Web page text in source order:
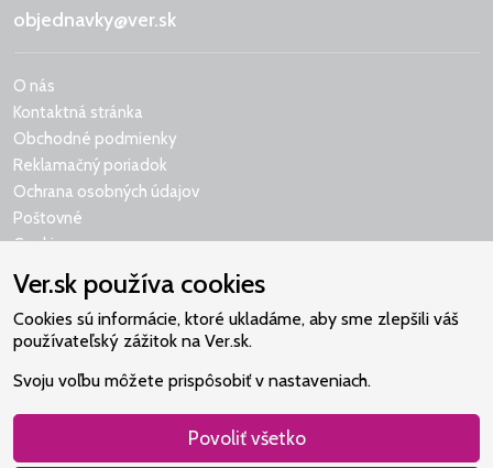
objednavky@ver.sk
O nás
Kontaktná stránka
Obchodné podmienky
Reklamačný poriadok
Ochrana osobných údajov
Poštovné
Cookies
Naše srdce je v Martindome.
Podporujeme aktivity spoločenstva,
ktoré pomáha nájsť vzťah s Bohom.
Ver.sk používa cookies
Cookies sú informácie, ktoré ukladáme, aby sme zlepšili váš
používateľský zážitok na Ver.sk.
Svoju voľbu môžete prispôsobiť v nastaveniach.
Povoliť všetko